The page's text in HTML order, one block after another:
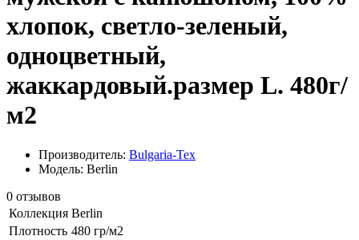
хлопок, светло-зеленый,
одноцветный,
жаккардовый.размер L. 480г/
м2
Производитель: Bulgaria-Tex
Модель: Berlin
0 отзывов
Коллекция Berlin
Плотность 480 гр/м2